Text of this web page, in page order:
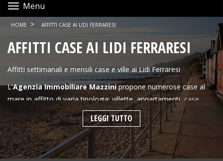
Menu
HOME > AFFITTI CASE AI LIDI FERRARESI
AFFITTI CASE AI LIDI FERRARESI
Affitti settimanali e mensili case e ville ai Lidi Ferraresi
L'Agenzia Immobiliare Mazzinipropone numerose case al
mare in affitto di varia tipologia; villette, appartamenti, case
vacanze ai Lidi Ferraresi, villette in residence, appartamenti
fronte mare sono alcune delle proposte per affitti settimanali,
mensili e stagionali diImmobiliare Mazzini
Lido di
Pomposa,Lido di Scacchie nei setteLidi Ferraresi
LEGGI TUTTO